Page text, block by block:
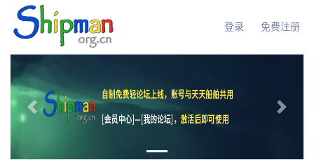
登录 免费注册
Previous Next